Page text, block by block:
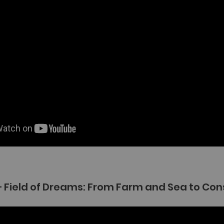
Field of Dreams: From Farm and Sea to